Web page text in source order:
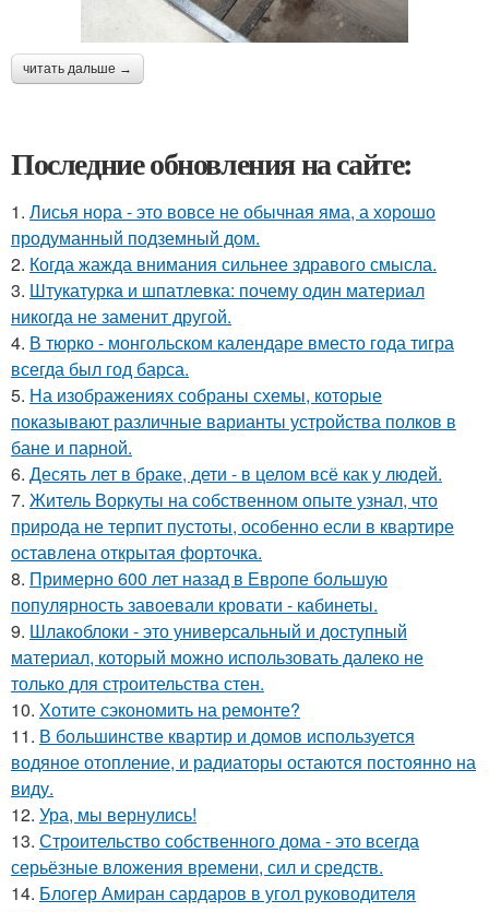
читать дальше →
Последние обновления на сайте:
1. Лисья нора - это вовсе не обычная яма, а хорошо
продуманный подземный дом.
2. Когда жажда внимания сильнее здравого смысла.
3. Штукатурка и шпатлевка: почему один материал
никогда не заменит другой.
4. В тюрко - монгольском календаре вместо года тигра
всегда был год барса.
5. На изображениях собраны схемы, которые
показывают различные варианты устройства полков в
бане и парной.
6. Десять лет в браке, дети - в целом всё как у людей.
7. Житель Воркуты на собственном опыте узнал, что
природа не терпит пустоты, особенно если в квартире
оставлена открытая форточка.
8. Примерно 600 лет назад в Европе большую
популярность завоевали кровати - кабинеты.
9. Шлакоблоки - это универсальный и доступный
материал, который можно использовать далеко не
только для строительства стен.
10. Хотите сэкономить на ремонте?
11. В большинстве квартир и домов используется
водяное отопление, и радиаторы остаются постоянно на
виду.
12. Ура, мы вернулись!
13. Строительство собственного дома - это всегда
серьёзные вложения времени, сил и средств.
14. Блогер Амиран сардаров в угол руководителя